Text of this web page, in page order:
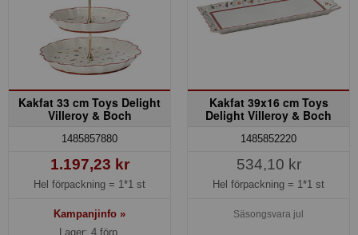
Kakfat 33 cm Toys Delight
Villeroy & Boch
1485857880
1.197,23 kr
Hel förpackning = 1*1 st
Kampanjinfo »
Lager: 4 förp.
Kakfat 39x16 cm Toys
Delight Villeroy & Boch
1485852220
534,10 kr
Hel förpackning = 1*1 st
Säsongsvara jul